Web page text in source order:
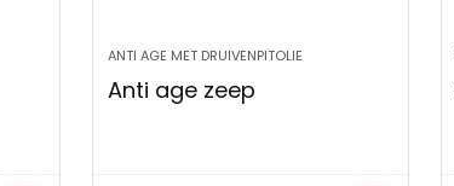
ANTI AGE MET DRUIVENPITOLIE
Anti age zeep